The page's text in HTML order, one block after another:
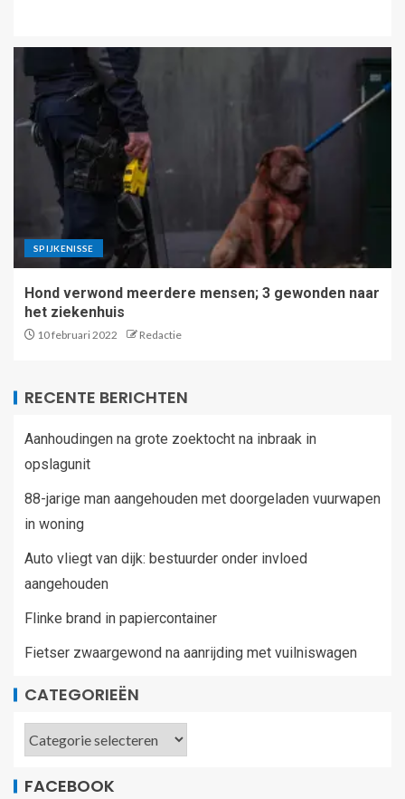
SPIJKENISSE
Hond verwond meerdere mensen; 3 gewonden naar
het ziekenhuis
10 februari 2022 Redactie
RECENTE BERICHTEN
Aanhoudingen na grote zoektocht na inbraak in
opslagunit
88-jarige man aangehouden met doorgeladen vuurwapen
in woning
Auto vliegt van dijk: bestuurder onder invloed
aangehouden
Flinke brand in papiercontainer
Fietser zwaargewond na aanrijding met vuilniswagen
CATEGORIEËN
FACEBOOK